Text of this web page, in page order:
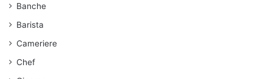
Banche
Barista
Cameriere
Chef